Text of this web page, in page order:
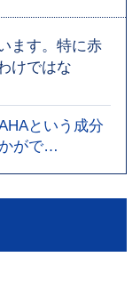
ます。特に赤
けではな
という成分
がで…